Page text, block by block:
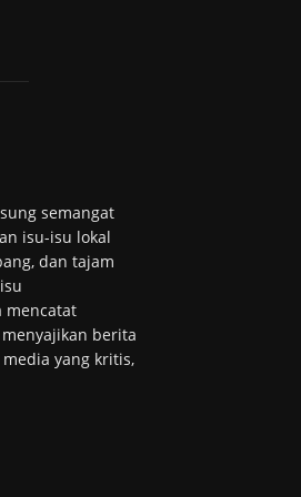
semangat
isu-isu lokal
dan tajam
mencatat
berita
yang kritis,